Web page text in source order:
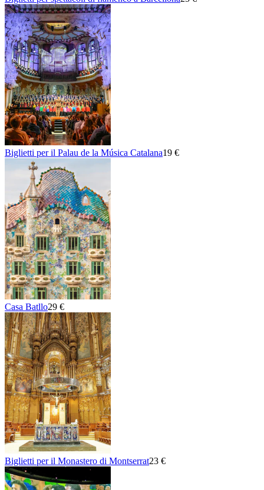
Biglietti per il Palau de la Música Catalana19 €
Casa Batllo29 €
Biglietti per il Monastero di Montserrat23 €